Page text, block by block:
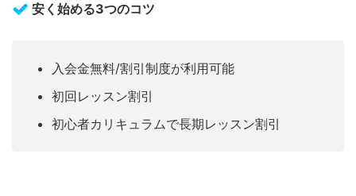
安く始める3つのコツ
入会金無料/割引制度が利用可能
初回レッスン割引
初心者カリキュラムで長期レッスン割引